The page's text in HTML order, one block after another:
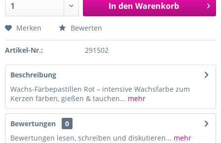
In den Warenkorb
Merken Bewerten
Artikel-Nr.: 291502
Beschreibung
Wachs-Färbepastillen Rot – intensive Wachsfarbe zum
Kerzen färben, gießen & tauchen... mehr
Bewertungen
0
Bewertungen lesen, schreiben und diskutieren... mehr